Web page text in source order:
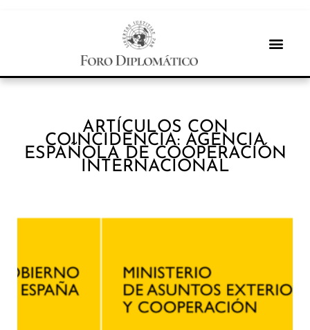
ARTÍCULOS CON
COINCIDENCIA: AGENCIA
ESPAÑOLA DE COOPERACIÓN
INTERNACIONAL